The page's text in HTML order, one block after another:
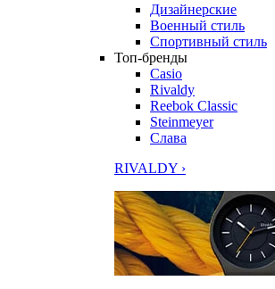
Дизайнерские
Военный стиль
Спортивный стиль
Топ-бренды
Casio
Rivaldy
Reebok Classic
Steinmeyer
Слава
RIVALDY ›